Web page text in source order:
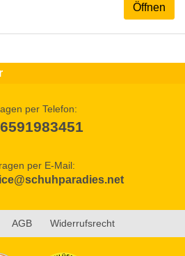
Öffnen
per Telefon:
per E-Mail:
AGB Widerrufsrecht